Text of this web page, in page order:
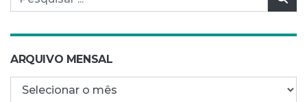
ARQUIVO MENSAL
Arquivo mensal